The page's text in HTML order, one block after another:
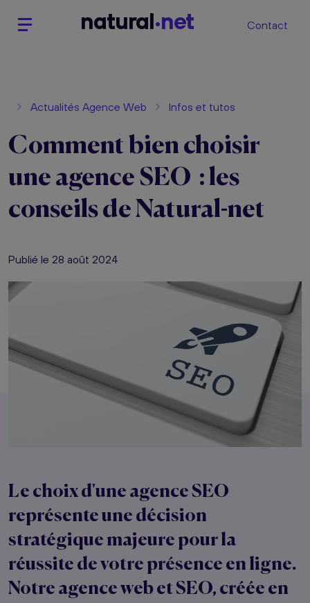
natural net Contact
Actualités Agence Web Infos et tutos
Comment bien choisir
une agence SEO : les
conseils de Natural-net
Publié le 28 août 2024
Le choix d'une agence SEO
représente une décision
stratégique majeure pour la
réussite de votre présence en ligne.
Notre agence web et SEO, créée en